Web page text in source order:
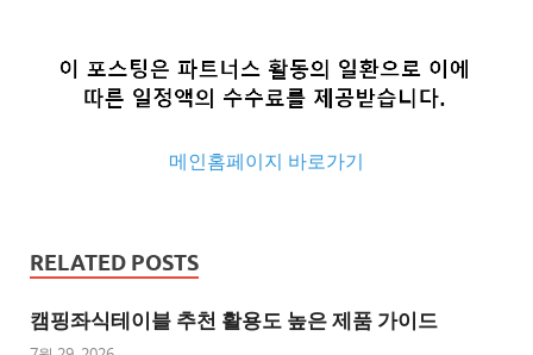
메인홈페이지 바로가기
사
이
트
RELATED POSTS
캠핑좌식테이블 추천 활용도 높은 제품 가이드